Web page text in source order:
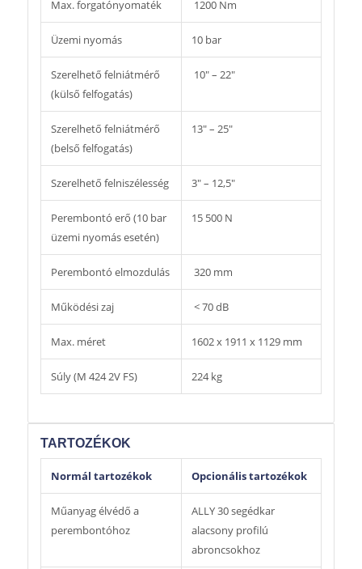
Max. forgatónyomaték 1200 Nm
Üzemi nyomás 10 bar
Szerelhető felniátmérő
(külső felfogatás)
10″ – 22″
Szerelhető felniátmérő
(belső felfogatás)
13″ – 25″
Szerelhető felniszélesség 3″ – 12,5″
Perembontó erő (10 bar
üzemi nyomás esetén)
15 500 N
Perembontó elmozdulás 320 mm
Működési zaj < 70 dB
Max. méret 1602 x 1911 x 1129 mm
Súly (M 424 2V FS) 224 kg
TARTOZÉKOK
Normál tartozékok Opcionális tartozékok
Műanyag élvédő a
perembontóhoz
ALLY 30 segédkar
alacsony profilú
abroncsokhoz